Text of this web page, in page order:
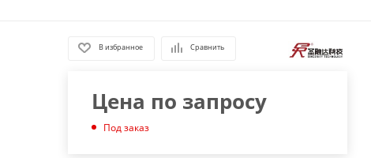
В избранное Сравнить
Цена по запросу
Под заказ